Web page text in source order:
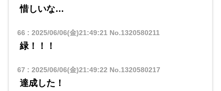
惜しいな…
66 : 2025/06/06(金)21:49:21No.1320580211
緑！！！
67 : 2025/06/06(金)21:49:22 No.1320580217
達成した！